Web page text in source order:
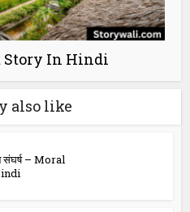
Story In Hindi
also like
संघर्ष – Moral